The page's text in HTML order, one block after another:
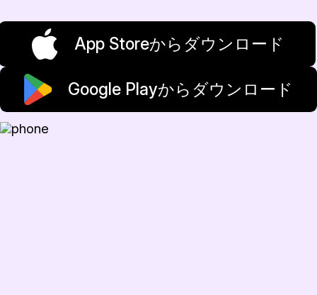
App Storeからダウンロード
Google Playからダウンロード